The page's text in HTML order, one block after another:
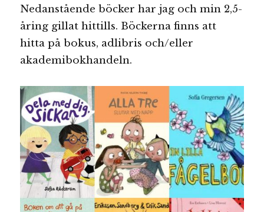
Nedanstående böcker har jag och min 2,5-
åring gillat hittills. Böckerna finns att
hitta på bokus, adlibris och/eller
akademibokhandeln.